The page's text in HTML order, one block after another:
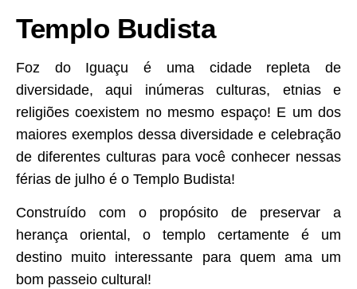
Templo Budista
Foz do Iguaçu é uma cidade repleta de
diversidade, aqui inúmeras culturas, etnias e
religiões coexistem no mesmo espaço! E um dos
maiores exemplos dessa diversidade e celebração
de diferentes culturas para você conhecer nessas
férias de julho é o Templo Budista!
Construído com o propósito de preservar a
herança oriental, o templo certamente é um
destino muito interessante para quem ama um
bom passeio cultural!